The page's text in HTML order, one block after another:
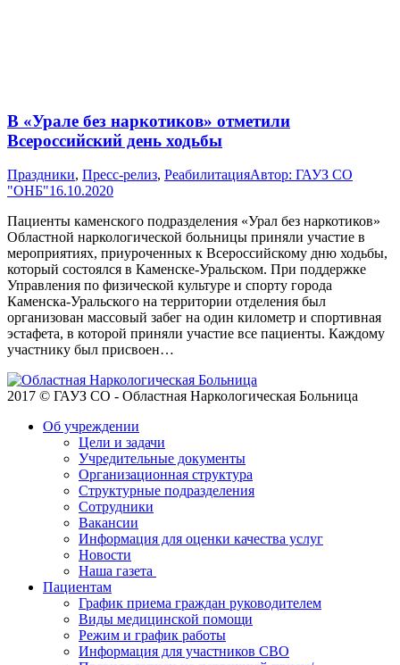
В «Урале без наркотиков» отметили
Всероссийский день ходьбы
Праздники, Пресс-релиз, РеабилитацияАвтор: ГАУЗ СО
"ОНБ"16.10.2020
Пациенты каменского подразделения «Урал без наркотиков»
Областной наркологической больницы приняли участие в
мероприятиях, приуроченных к Всероссийскому дню ходьбы,
который состоялся в Каменске-Уральском. При поддержке
Управления по физической культуре и спорту города
Каменска-Уральского на территории отделения был
организован массовый забег на один километр и спортивная
эстафета, в которой приняли участие все пациенты. Каждому
участнику был присвоен…
2017 © ГАУЗ СО - Областная Наркологическая Больница
Об учреждении
Цели и задачи
Учредительные документы
Организационная структура
Структурные подразделения
Сотрудники
Вакансии
Информация для оценки качества услуг
Новости
​​Наша газета
Пациентам
График приема граждан руководителем
Виды медицинской помощи
Режим и график работы
Информация для участников СВО